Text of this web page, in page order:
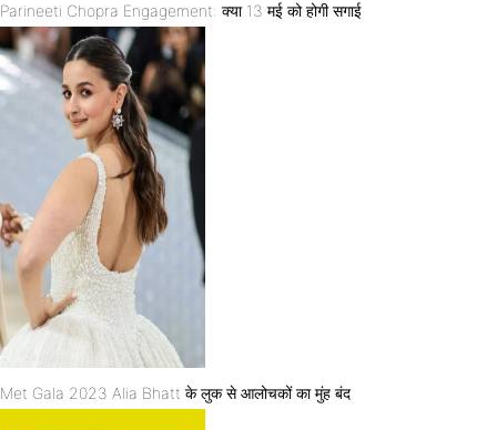
Parineeti Chopra Engagement: क्या 13 मई को होगी सगाई
Met Gala 2023 Alia Bhatt के लुक से आलोचकों का मुंह बंद